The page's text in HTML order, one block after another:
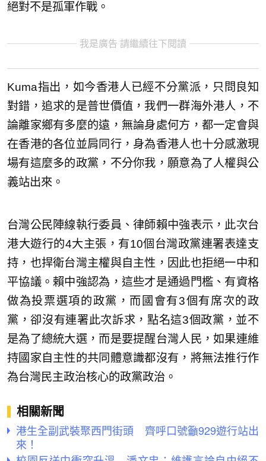
絕對不是孤軍作戰。
我是廣告 請繼續往下閱讀
Kuma指出，如今香港人已經不分黨派，只問良知
對錯，追求的是普世價值，我們一群海外港人，不
論離家鄉有多麼的遠，無論身處何方，都一定會與
在香港的各位並肩同行，身為香港人也十分感激現
場有這麼多的政黨，不分你我，願意為了人權與公
義站出來。
台灣公民陣線執行委員、律師賴中強表示，此次台
港大遊行的4大主張，有10個台灣政黨連署表達支
持，也捍衛台灣主權與自主性，因此也拒絕一中和
平協議。賴中強認為，這些才是通過門檻、有資格
做為投票選項的政黨，而國會有3個有席次的政
黨，卻沒有連署此次訴求，點名這3個政黨，並不
是為了總統大選，而是要提醒台灣人民，如果連維
持國家自主性的共同體意識都沒有，將無法推行作
為台灣民主政治核心的政黨政治。
相關新聞
港生全副武裝聚西門街頭 齊呼口號籲929遊行站出
來！